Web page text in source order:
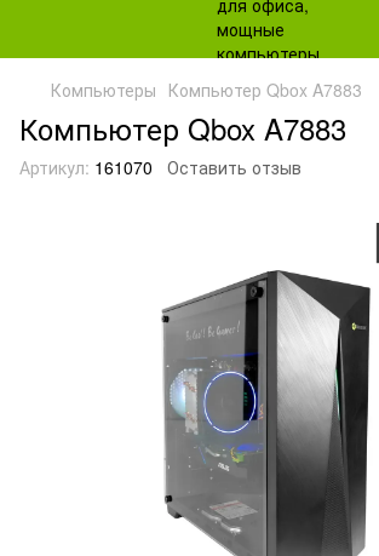
Компьютеры Компьютер Qbox A7883
Компьютер Qbox A7883
Артикул: 161070 Оставить отзыв